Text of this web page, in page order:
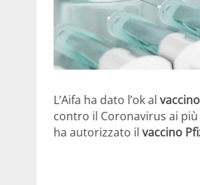
L’Aifa ha dato l’ok al
contro il Coronavirus ai
ha autorizzato il vaccino